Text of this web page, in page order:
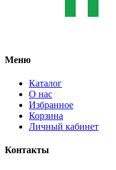
Меню
Каталог
О нас
Избранное
Корзина
Личный кабинет
Контакты